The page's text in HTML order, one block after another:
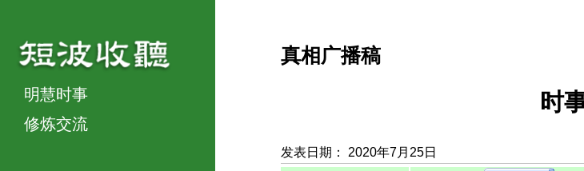
明慧时事
修炼交流
真相广播稿
时
发表日期： 2020年7月25日